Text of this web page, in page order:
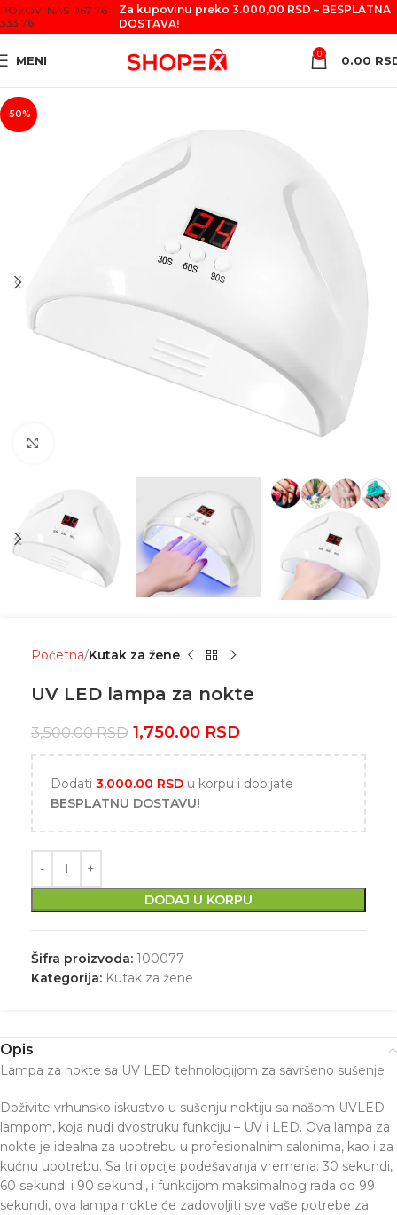
POZOVI NAS 067 76
333 76
Za kupovinu preko 3.000,00 RSD – BESPLATNA
DOSTAVA!
MENI 0 0.00
-50%
Početna Kutak za žene
UV LED lampa za nokte
3,500.00RSD 1,750.00 RSD
Dodati 3,000.00 RSD u korpu i dobijate
BESPLATNU DOSTAVU!
DODAJ U KORPU
Šifra proizvoda: 100077
Kategorija: Kutak za žene
Opis
Lampa za nokte sa UV LED tehnologijom za savršeno sušenje
Doživite vrhunsko iskustvo u sušenju noktiju sa našom UVLED
lampom, koja nudi dvostruku funkciju – UV i LED. Ova lampa za
nokte je idealna za upotrebu u profesionalnim salonima, kao i za
kućnu upotrebu. Sa tri opcije podešavanja vremena: 30 sekundi,
60 sekundi i 90 sekundi, i funkcijom maksimalnog rada od 99
sekundi, ova lampa nokte će zadovoljiti sve vaše potrebe za